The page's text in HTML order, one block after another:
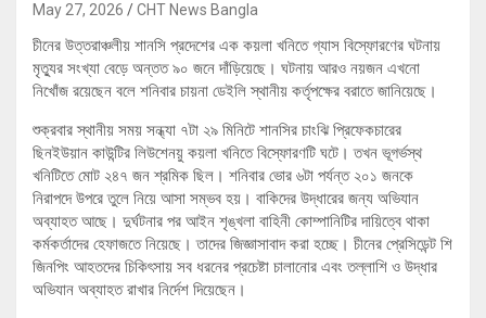
May 27, 2026 CHT News Bangla
চীনের উত্তরাঞ্চলীয় শানসি প্রদেশের এক কয়লা খনিতে গ্যাস বিস্ফোরণের ঘটনায়
মৃত্যুর সংখ্যা বেড়ে অন্তত ৯০ জনে দাঁড়িয়েছে। ঘটনায় আরও নয়জন এখনো
নিখোঁজ রয়েছেন বলে শনিবার চায়না ডেইলি স্থানীয় কর্তৃপক্ষের বরাতে জানিয়েছে।
শুক্রবার স্থানীয় সময় সন্ধ্যা ৭টা ২৯ মিনিটে শানসির চাংঝি প্রিফেকচারের
ছিনইউয়ান কাউন্টির লিউশেনয়ু কয়লা খনিতে বিস্ফোরণটি ঘটে। তখন ভূগর্ভস্থ
খনিটিতে মোট ২৪৭ জন শ্রমিক ছিল। শনিবার ভোর ৬টা পর্যন্ত ২০১ জনকে
নিরাপদে উপরে তুলে নিয়ে আসা সম্ভব হয়। বাকিদের উদ্ধারের জন্য অভিযান
অব্যাহত আছে। দুর্ঘটনার পর আইন শৃঙ্খলা বাহিনী কোম্পানিটির দায়িত্বে থাকা
কর্মকর্তাদের হেফাজতে নিয়েছে। তাদের জিজ্ঞাসাবাদ করা হচ্ছে। চীনের প্রেসিডেন্ট শি
জিনপিং আহতদের চিকিৎসায় সব ধরনের প্রচেষ্টা চালানোর এবং তল্লাশি ও উদ্ধার
অভিযান অব্যাহত রাখার নির্দেশ দিয়েছেন।